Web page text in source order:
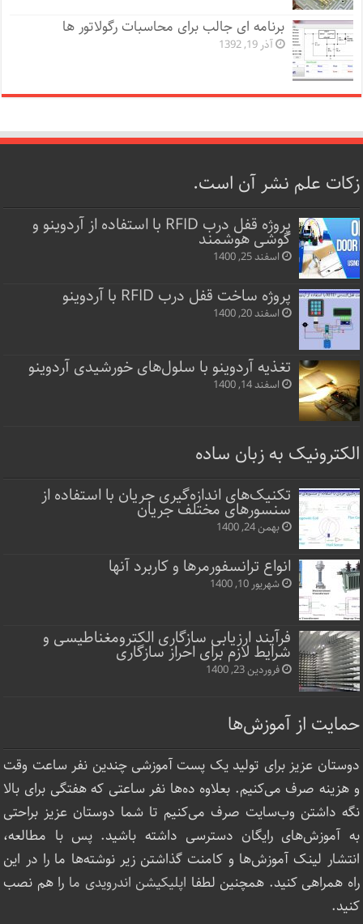
برنامه ای جالب برای محاسبات رگولاتور ها
آذر 19, 1392
زکات علم نشر آن است.
پروژه قفل‌ درب RFID با استفاده از آردوینو و
گوشی هوشمند
اسفند 25, 1400
پروژه ساخت قفل‌ درب RFID با آردوینو
اسفند 20, 1400
تغذیه آردوینو با سلول‌های خورشیدی آردوینو
اسفند 14, 1400
الکترونیک به زبان ساده
تکنیک‌های اندازه‌گیری جریان با استفاده از
سنسورهای مختلف جریان
بهمن 24, 1400
انواع ترانسفورمرها و کاربرد آنها
شهریور 10, 1400
فرآیند ارزیابی سازگاری الکترومغناطیسی و
شرایط لازم برای احراز سازگاری
فروردین 23, 1400
حمایت از آموزش‌ها
دوستان عزیز برای تولید یک پست آموزشی چندین نفر ساعت‌ وقت
و هزینه صرف می‌کنیم. بعلاوه ده‌ها نفر ساعتی که هفتگی برای بالا
نگه داشتن وب‌سایت صرف ‌می‌کنیم تا شما دوستان عزیز براحتی
به آموزش‌های رایگان دسترسی داشته باشید. پس با مطالعه،
انتشار لینک‌ آموزش‌ها و کامنت گذاشتن زیر نوشته‌‌ها ما را در این
راه همراهی کنید. همچنین لطفا اپلیکیشن اندرویدی ما را هم نصب
کنید.